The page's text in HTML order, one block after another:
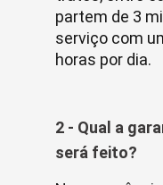
partem de 3
serviço com
horas por dia.
2 - Qual a
será feito?